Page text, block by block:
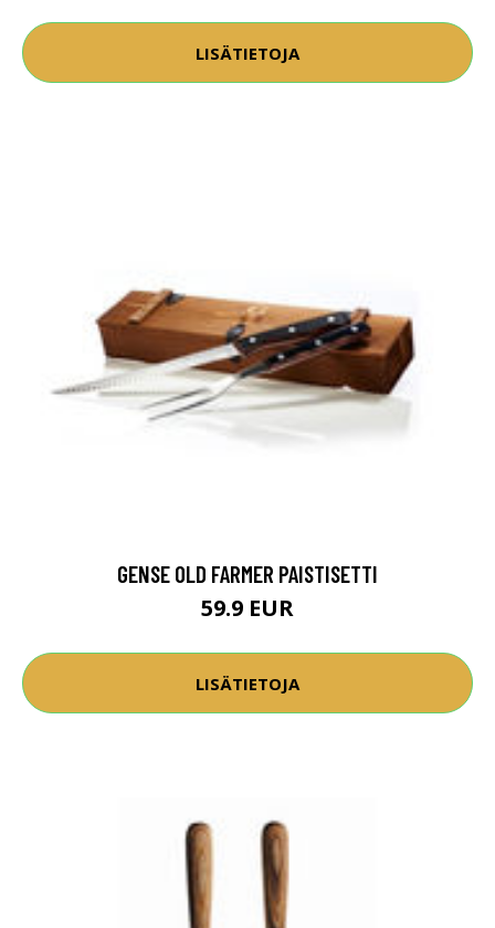
LISÄTIETOJA
GENSE OLD FARMER PAISTISETTI
59.9 EUR
LISÄTIETOJA